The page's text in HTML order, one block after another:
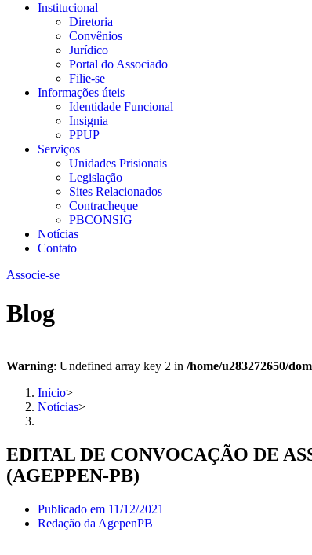
Institucional
Diretoria
Convênios
Jurídico
Portal do Associado
Filie-se
Informações úteis
Identidade Funcional
Insignia
PPUP
Serviços
Unidades Prisionais
Legislação
Sites Relacionados
Contracheque
PBCONSIG
Notícias
Contato
Associe-se
Blog
Warning: Undefined array key 2 in /home/u283272650/
Início>
Notícias>
EDITAL DE CONVOCAÇÃO DE
(AGEPPEN-PB)
Publicado em 11/12/2021
Redação da AgepenPB